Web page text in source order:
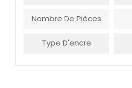
Nombre De Pièces
Type D'encre